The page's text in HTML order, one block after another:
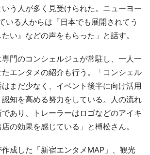
う人が多く見受けられた。ニューヨー
いる人からは『日本でも展開されてう
い』などの声をもらった」と話す。
門のコンシェルジュが常駐し、一人一
エンタメの紹介も行う。「コンシェル
まだ少なく、イベント後半に向け活用
知を高める努力をしている。人の流れ
あり、トレーラーはロゴなどのアイキ
の効果を感じている」と榑松さん。
成した「新宿エンタメMAP」、観光